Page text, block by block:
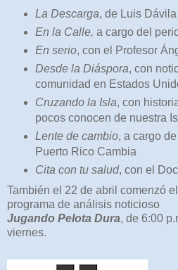
La Descarga, de Luis
En la Calle, a cargo del
En serio, con el Profesor
Desde la Diáspora, con
comunidad en Estados
Cruzando la Isla, con
pocos conocen de nuestra
Lente de cambio, a cargo
Puerto Rico Cambia
Cita con tu salud, con el
También el 22 de abril comenzó
programa de análisis noticioso
Jugando Pelota Dura, de 6:00
viernes.